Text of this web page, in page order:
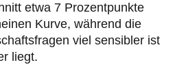
etwa 7 Prozentpunkte
Kurve, während die
viel sensibler ist
liegt.